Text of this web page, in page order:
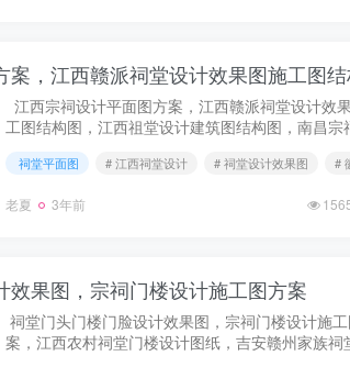
案，江西赣派祠堂设计效果图施工图
江西宗祠设计平面图方案，江西赣派祠堂设计效
工图结构图，江西祖堂设计建筑图结构图，南昌宗
祠堂平面图 # 江西祠堂设计 # 祠堂设计效果图 #
老夏 3年前
效果图，宗祠门楼设计施工图方案
祠堂门头门楼门脸设计效果图，宗祠门楼设计施
案，江西农村祠堂门楼设计图纸，吉安赣州家族祠